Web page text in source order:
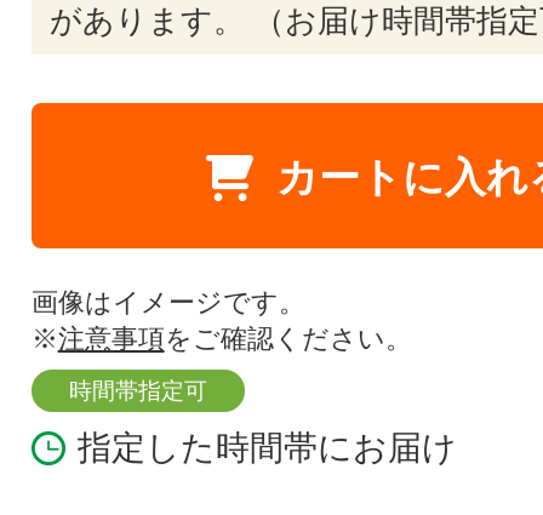
があります。 （お届け時間帯指
カートに入れ
画像はイメージです。
※注意事項をご確認ください。
時間帯指定可
指定した時間帯にお届け